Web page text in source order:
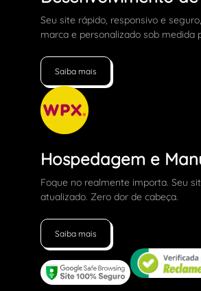
Seu site rápido, responsivo e
marca e personalizado sob medida
Saiba mais
Hospedagem e
Foque no realmente importa. Seu
atualizado. Zero dor de cabeça.
Saiba mais